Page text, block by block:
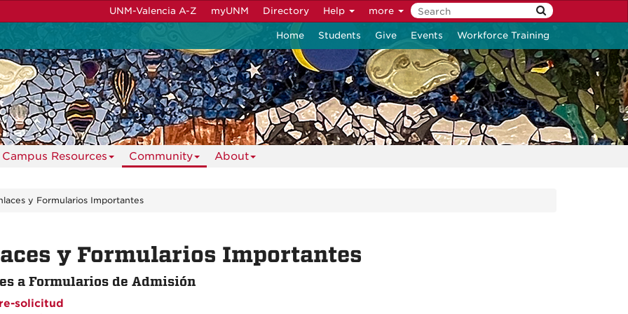
UNM-Valencia A-Z myUNM Directory Help more
Home Students Give Events Workforce Training
Campus Resources Community About
y Formularios Importantes
y Formularios Importantes
a Formularios de Admisión
solicitud